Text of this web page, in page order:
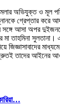
অভিযুক্ত ও মূল
গ্রেপ্তার করে
সঙ্গে আসা অপর
মা তাহমিনা
জিজ্ঞাসাবাদের
তাদের আইনের